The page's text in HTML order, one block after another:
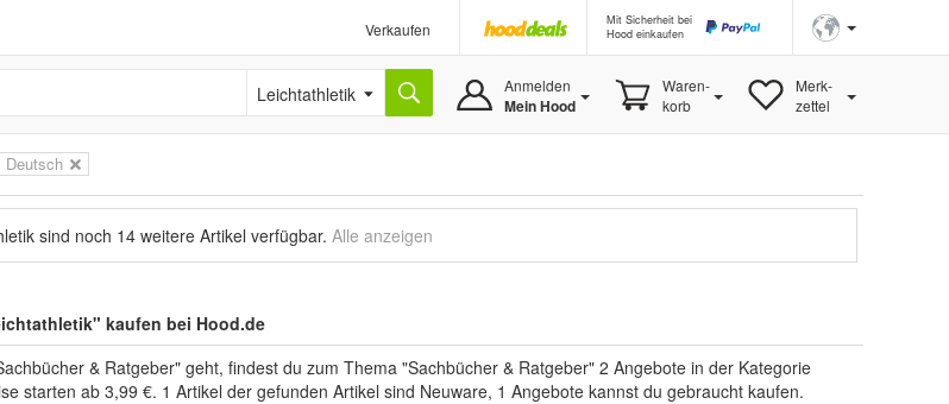
Verkaufen
Mit Sicherheit bei
Hood einkaufen
Leichtathletik Anmelden
Mein Hood
Waren-
korb
Merk-
zettel
Deutsch
sind noch 14 weitere Artikel verfügbar. Alle anzeigen
kaufen bei Hood.de
& Ratgeber" geht, findest du zum Thema "Sachbücher & Ratgeber" 2 Angebote in der Kategorie
starten ab 3,99 €. 1 Artikel der gefunden Artikel sind Neuware, 1 Angebote kannst du gebraucht kaufen.